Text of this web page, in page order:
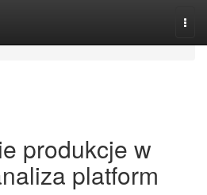
produkcje w
platform